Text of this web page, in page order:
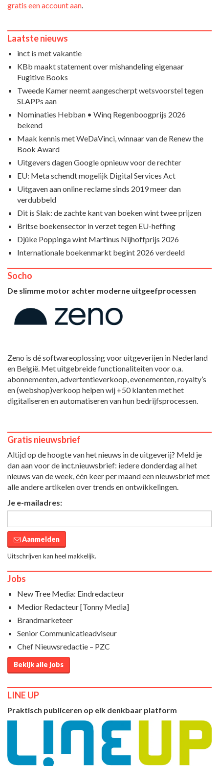
gratis een account aan.
Laatste nieuws
inct is met vakantie
KBb maakt statement over mishandeling eigenaar
Fugitive Books
Tweede Kamer neemt aangescherpt wetsvoorstel tegen
SLAPPs aan
Nominaties Hebban • Winq Regenboogprijs 2026
bekend
Maak kennis met WeDaVinci, winnaar van de Renew the
Book Award
Uitgevers dagen Google opnieuw voor de rechter
EU: Meta schendt mogelijk Digital Services Act
Uitgaven aan online reclame sinds 2019 meer dan
verdubbeld
Dit is Slak: de zachte kant van boeken wint twee prijzen
Britse boekensector in verzet tegen EU-heffing
Djûke Poppinga wint Martinus Nijhoffprijs 2026
Internationale boekenmarkt begint 2026 verdeeld
Socho
De slimme motor achter moderne uitgeefprocessen
Zeno is dé softwareoplossing voor uitgeverijen in Nederland
en België. Met uitgebreide functionaliteiten voor o.a.
abonnementen, advertentieverkoop, evenementen, royalty’s
en (webshop)verkoop helpen wij +50 klanten met het
digitaliseren en automatiseren van hun bedrijfsprocessen.
Gratis nieuwsbrief
Altijd op de hoogte van het nieuws in de uitgeverij? Meld je
dan aan voor de inct.nieuwsbrief: iedere donderdag al het
nieuws van de week, één keer per maand een nieuwsbrief met
alle andere artikelen over trends en ontwikkelingen.
Je e-mailadres:
Aanmelden
Uitschrijven kan heel makkelijk.
Jobs
New Tree Media: Eindredacteur
Medior Redacteur [Tonny Media]
Brandmarketeer
Senior Communicatieadviseur
Chef Nieuwsredactie – PZC
Bekijk alle jobs
LINE UP
Praktisch publiceren op elk denkbaar platform